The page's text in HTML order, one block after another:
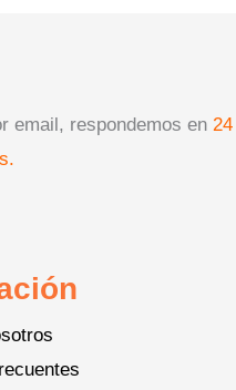
email, respondemos en 24